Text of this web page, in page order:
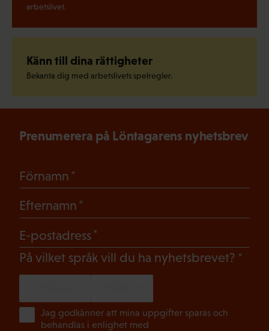
arbetslivet.
Känn till dina rättigheter
Bekanta dig med arbetslivets spelregler.
Prenumerera på Löntagarens nyhetsbrev
Förnamn
Efternamn
E-postadress
På vilket språk vill du ha nyhetsbrevet?
Jag godkänner att mina uppgifter sparas och
behandlas i enlighet med